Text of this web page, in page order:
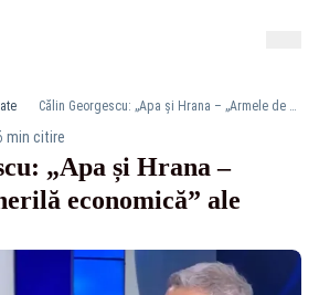
Călin Georgescu: „Apa și Hrana – „Armele de gherilă economică” ale României”
min citire
„Apa și Hrana –
economică” ale